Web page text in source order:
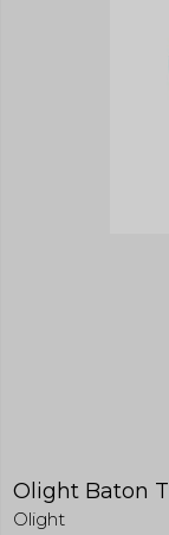
Olight Baton
Olight